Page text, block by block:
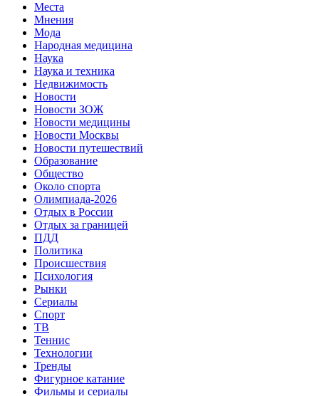
Места
Мнения
Мода
Народная медицина
Наука
Наука и техника
Недвижимость
Новости
Новости ЗОЖ
Новости медицины
Новости Москвы
Новости путешествий
Образование
Общество
Около спорта
Олимпиада-2026
Отдых в России
Отдых за границей
ПДД
Политика
Происшествия
Психология
Рынки
Сериалы
Спорт
ТВ
Теннис
Технологии
Тренды
Фигурное катание
Фильмы и сериалы